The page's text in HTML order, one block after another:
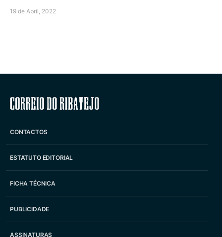
19 de Abril, 2022
Correio do Ribatejo
CONTACTOS
ESTATUTO EDITORIAL
FICHA TÉCNICA
PUBLICIDADE
ASSINATURAS